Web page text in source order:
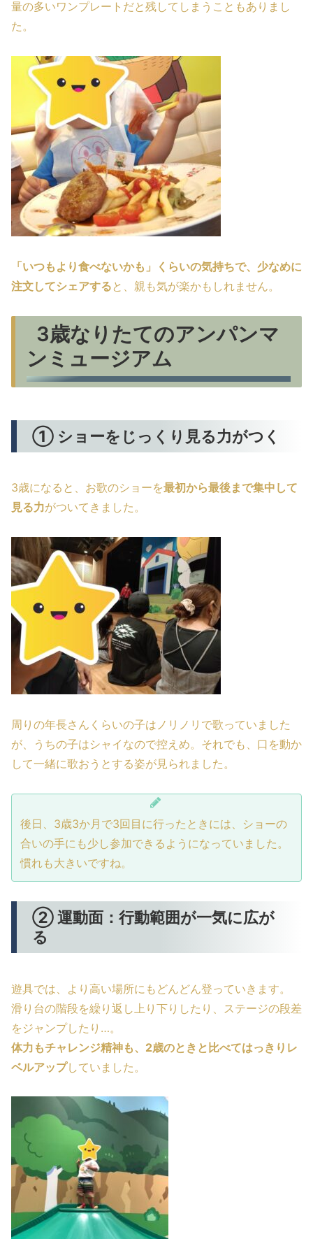
量の多いワンプレートだと残してしまうこともありまし
た。
「いつもより食べないかも」くらいの気持ちで、少なめに
注文してシェアする と、親も気が楽かもしれません。
3歳なりたてのアンパンマ
ンミュージアム
① ショーをじっくり見る力がつく
3歳になると、お歌のショーを最初から最後まで集中して
見る力がついてきました。
周りの年長さんくらいの子はノリノリで歌っていました
が、うちの子はシャイなので控えめ。それでも、口を動か
して一緒に歌おうとする姿が見られました。
後日、3歳3か月で3回目に行ったときには、ショーの
合いの手にも少し参加できるようになっていました。
慣れも大きいですね。
② 運動面：行動範囲が一気に広が
る
遊具では、より高い場所にもどんどん登っていきます。
滑り台の階段を繰り返し上り下りしたり、ステージの段差
をジャンプしたり…。
体力もチャレンジ精神も、2歳のときと比べてはっきりレ
ベルアップしていました。